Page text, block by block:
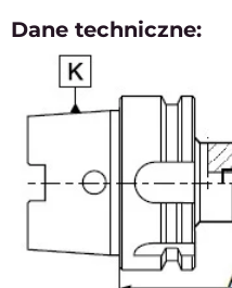
Dane techniczne: